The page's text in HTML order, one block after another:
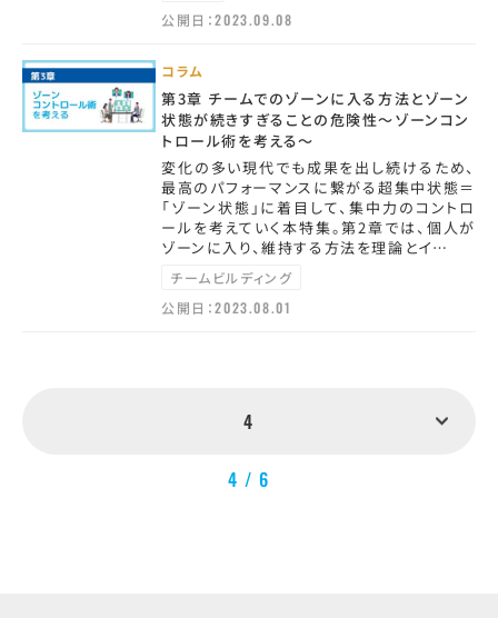
公開日：2023.09.08
コラム
第3章 チームでのゾーンに入る方法とゾーン
状態が続きすぎることの危険性～ゾーンコン
トロール術を考える～
変化の多い現代でも成果を出し続けるため、
最高のパフォーマンスに繋がる超集中状態＝
「ゾーン状態」に着目して、集中力のコントロ
ールを考えていく本特集。第2章では、個人が
ゾーンに入り、維持する方法を理論とイ…
チームビルディング
公開日：2023.08.01
4
4 / 6